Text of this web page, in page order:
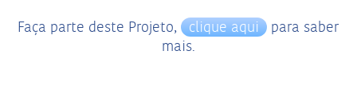
Faça parte deste Projeto, clique aqui para saber
mais.